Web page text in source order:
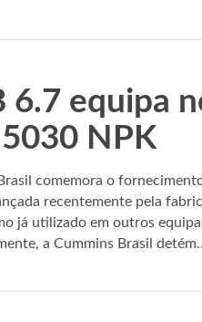
6.7 equipa
NPK
comemora o
recentemente pela
já utilizado em outros
a Cummins Brasil